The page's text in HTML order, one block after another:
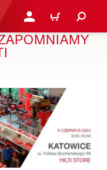
ZALOGUJ SIĘ LUB
KOSZYK